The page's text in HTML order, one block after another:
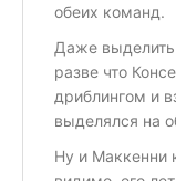
обеих команд.
Даже выделить
разве что
дриблингом и
выделялся на
Ну и Маккенни